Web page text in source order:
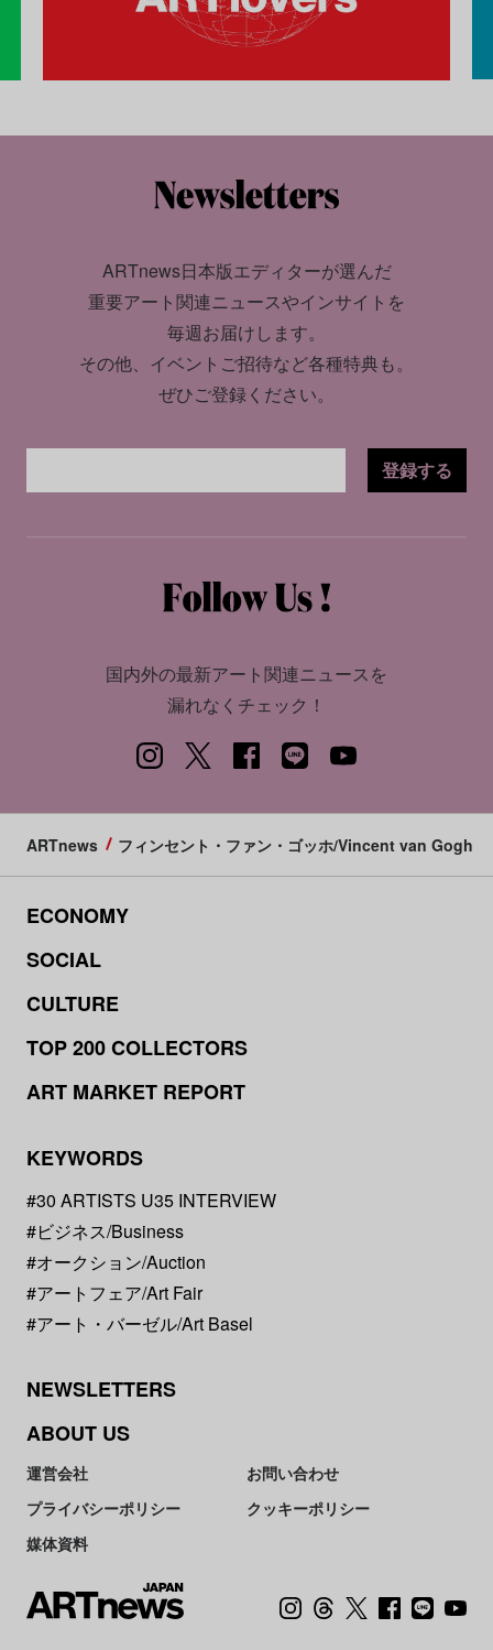
ARTnews日本版エディターが選んだ
重要アート関連ニュースやインサイトを
毎週お届けします。
その他、イベントご招待など各種特典も。
ぜひご登録ください。
登録する
国内外の最新アート関連ニュースを
漏れなくチェック！
ARTnews フィンセント・ファン・ゴッホ/Vincent van Gogh
ECONOMY
SOCIAL
CULTURE
TOP 200 COLLECTORS
ART MARKET REPORT
KEYWORDS
#30 ARTISTS U35 INTERVIEW
#ビジネス/Business
#オークション/Auction
#アートフェア/Art Fair
#アート・バーゼル/Art Basel
NEWSLETTERS
ABOUT US
運営会社
お問い合わせ
プライバシーポリシー
クッキーポリシー
媒体資料